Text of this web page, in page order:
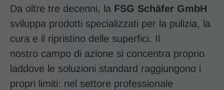
Da oltre tre decenni, la FSG Schäfer GmbH
sviluppa prodotti specializzati per la pulizia, la
cura e il ripristino delle superfici. Il
nostro campo di azione si concentra proprio
laddove le soluzioni standard raggiungono i
propri limiti: nel settore professionale